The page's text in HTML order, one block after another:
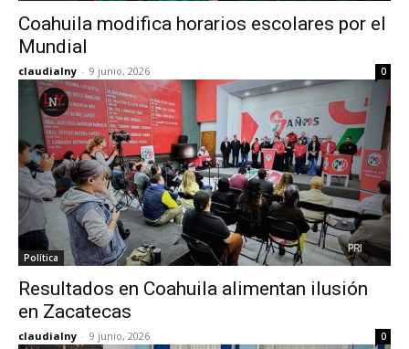
Coahuila modifica horarios escolares por el
Mundial
claudialny - 9 junio, 2026 0
Política
Resultados en Coahuila alimentan ilusión
en Zacatecas
claudialny - 9 junio, 2026 0